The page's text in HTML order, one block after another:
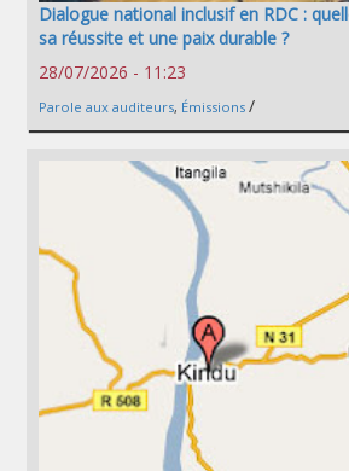
Dialogue national inclusif en RDC :
sa réussite et une paix durable ?
28/07/2026 - 11:23
Parole aux auditeurs, Émissions /